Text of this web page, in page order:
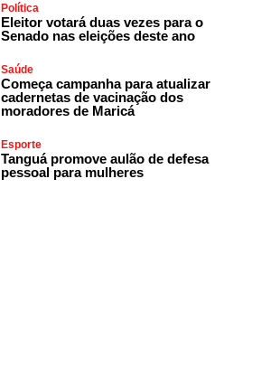
Política
Eleitor votará duas vezes para o
Senado nas eleições deste ano
Saúde
Começa campanha para atualizar
cadernetas de vacinação dos
moradores de Maricá
Esporte
Tanguá promove aulão de defesa
pessoal para mulheres